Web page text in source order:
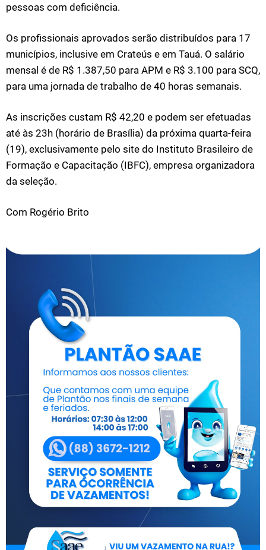
pessoas com deficiência.
Os profissionais aprovados serão distribuídos para 17
municípios, inclusive em Crateús e em Tauá. O salário
mensal é de R$ 1.387,50 para APM e R$ 3.100 para SCQ,
para uma jornada de trabalho de 40 horas semanais.
As inscrições custam R$ 42,20 e podem ser efetuadas
até às 23h (horário de Brasília) da próxima quarta-feira
(19), exclusivamente pelo site do Instituto Brasileiro de
Formação e Capacitação (IBFC), empresa organizadora
da seleção.
Com Rogério Brito